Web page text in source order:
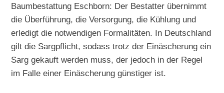
Baumbestattung Eschborn: Der Bestatter übernimmt
die Überführung, die Versorgung, die Kühlung und
erledigt die notwendigen Formalitäten. In Deutschland
gilt die Sargpflicht, sodass trotz der Einäscherung ein
Sarg gekauft werden muss, der jedoch in der Regel
im Falle einer Einäscherung günstiger ist.